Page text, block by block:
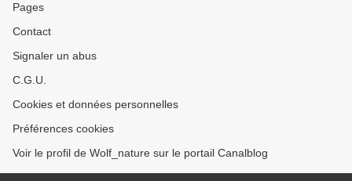
Pages
Contact
Signaler un abus
C.G.U.
Cookies et données personnelles
Préférences cookies
Voir le profil de Wolf_nature sur le portail Canalblog